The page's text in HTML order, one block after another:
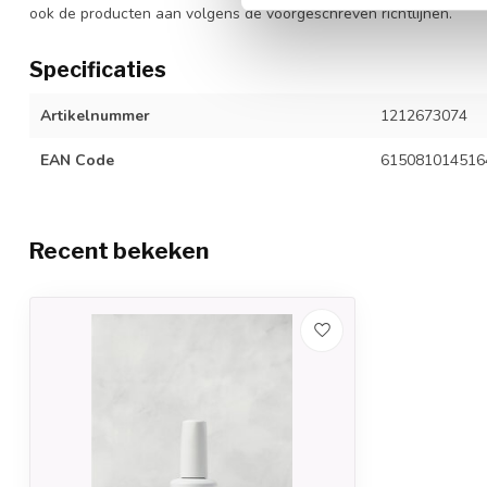
ook de producten aan volgens de voorgeschreven richtlijnen.
Specificaties
Artikelnummer 1212673074
EAN Code
Recent bekeken